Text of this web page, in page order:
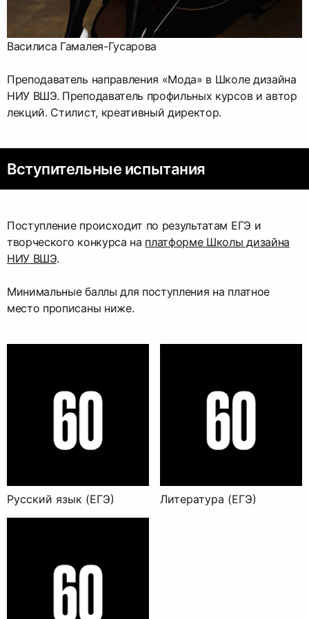
Василиса Гамалея-Гусарова
Преподаватель направления «Мода» в Школе дизайна
НИУ ВШЭ. Преподаватель профильных курсов и автор
лекций. Стилист, креативный директор.
Вступительные испытания
Поступление происходит по результатам ЕГЭ и
творческого конкурса на платформе Школы дизайна
НИУ ВШЭ.
Минимальные баллы для поступления на платное
место прописаны ниже.
Русский язык (ЕГЭ) Литература (ЕГЭ)